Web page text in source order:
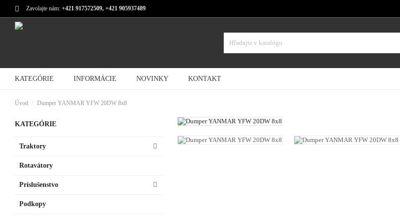
Zavolajte nám: +421 917572509, +421 905937489
KATEGÓRIE INFORMÁCIE NOVINKY KONTAKT
Úvod Dumper YANMAR YFW 20DW 8x8
KATEGÓRIE
Traktory
Rotavátory
Príslušenstvo
Podkopy